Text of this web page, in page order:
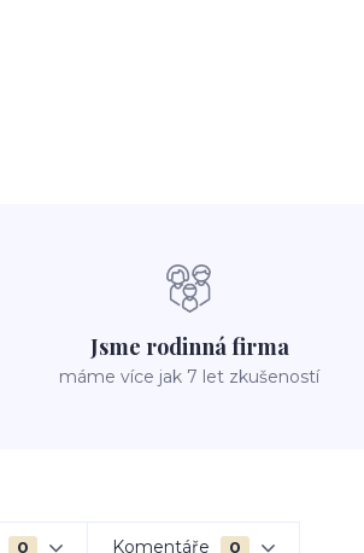
Jsme rodinná firma
máme více jak 7 let zkušeností
0 Komentáře 0